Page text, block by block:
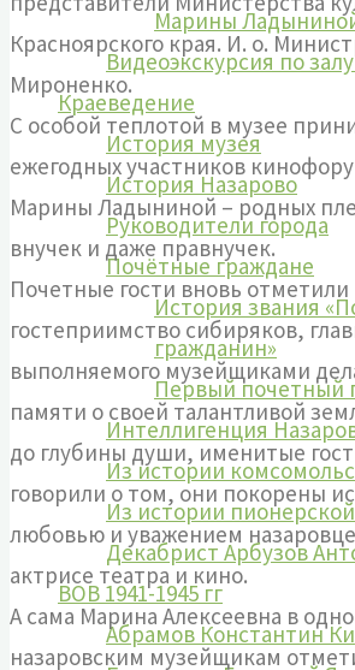
Марины
Видеоэкскурсия по
Краеведение
История музея
История Назарово
Руководители города
Почётные граждане
История звания
гражданин»
Первый почетный
Интеллигенция
Из истории
Из истории
Декабрист Арбузов
ВОВ 1941-1945 гг
Абрамов Константин
Красноярского края. И. о.
Мироненко.
С особой теплотой в музее
ежегодных участников
Марины Ладыниной – родных
внучек и даже правнучек.
Почетные гости вновь
гостеприимство сибиряков,
выполняемого музейщиками
памяти о своей талантливой
до глубины души, именитые
говорили о том, они покорены
любовью и уважением
актрисе театра и кино.
А сама Марина Алексеевна в
назаровским музейщикам